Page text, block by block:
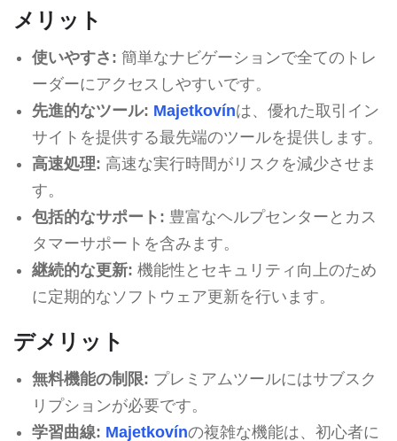
メリット
使いやすさ: 簡単なナビゲーションで全てのトレ
ーダーにアクセスしやすいです。
先進的なツール: Majetkovínは、優れた取引イン
サイトを提供する最先端のツールを提供します。
高速処理: 高速な実行時間がリスクを減少させま
す。
包括的なサポート: 豊富なヘルプセンターとカス
タマーサポートを含みます。
継続的な更新: 機能性とセキュリティ向上のため
に定期的なソフトウェア更新を行います。
デメリット
無料機能の制限: プレミアムツールにはサブスク
リプションが必要です。
学習曲線: Majetkovínの複雑な機能は、初心者に